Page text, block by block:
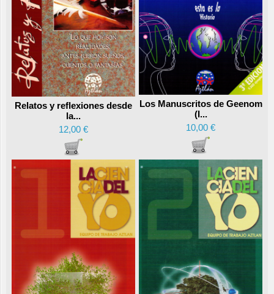
Relatos y reflexiones desde
la...
12,00 €
Los Manuscritos de Geenom
(I...
10,00 €